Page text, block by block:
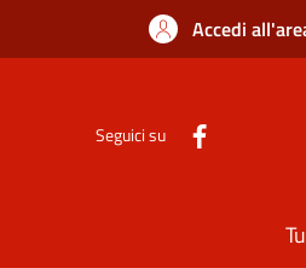
Accedi
Seguici su